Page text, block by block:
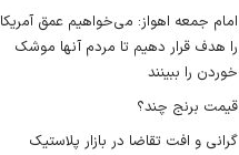
امام جمعه اهواز: می‌خواهیم عمق آمریکا
را هدف قرار دهیم تا مردم آنها موشک
خوردن را ببینند
قیمت برنج چند؟
گرانی و افت تقاضا در بازار پلاستیک